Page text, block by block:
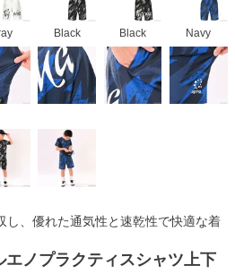
Black Black Navy
し、優れた通気性と速乾性で快適な着
ノプラクティスシャツ上下